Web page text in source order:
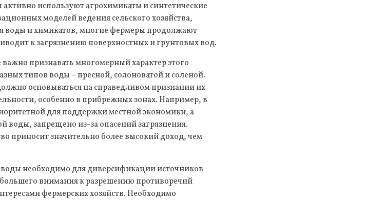
используют агрохимикаты и синтетические
моделей ведения сельского хозяйства,
воды и химикатов, многие фермеры продолжают
к загрязнению поверхностных и грунтовых вод.
признавать многомерный характер этого
типов воды – пресной, солоноватой и соленой.
основываться на справедливом признании их
особенно в прибрежных зонах. Например, в
для поддержки местной экономики, а
воды, запрещено из-за опасений загрязнения.
приносит значительно более высокий доход, чем
необходимо для диверсификации источников
внимания к разрешению противоречий
фермерских хозяйств. Необходимо